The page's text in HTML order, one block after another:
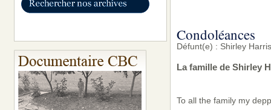
Condoléances
Défunt(e) : Shirley
La famille de Shirley
To all the family my